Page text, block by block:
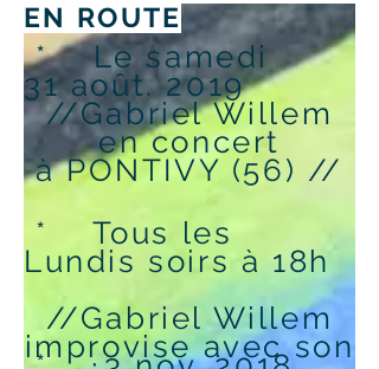
EN ROUTE
* Le samedi
31 août. 2019
//Gabriel Willem
en concert
à PONTIVY (56) //
* Tous les
Lundis soirs à 18h
//Gabriel Willem
improvise avec son